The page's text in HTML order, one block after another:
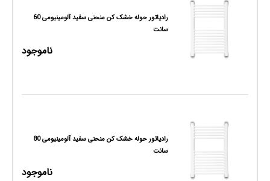
رادیاتور حوله خشک کن منحنی سفید آلومینیومی 60
سانت
ناموجود
رادیاتور حوله خشک کن منحنی سفید آلومینیومی 80
سانت
ناموجود